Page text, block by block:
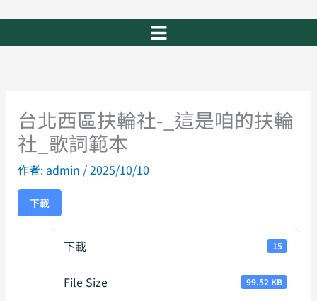
台北西區扶輪社-_這是咱的扶輪
社_歌詞範本
作者: admin /2025/10/10
下載
下載 15
File Size 99.52 KB